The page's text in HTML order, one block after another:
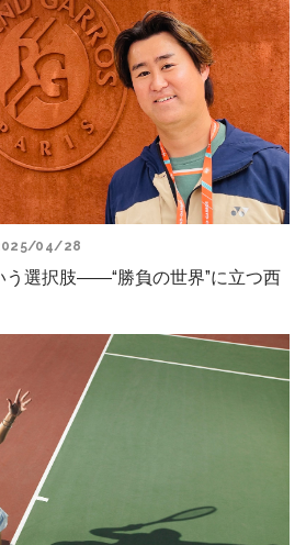
04/28
う選択肢――“勝負の世界”に立つ西